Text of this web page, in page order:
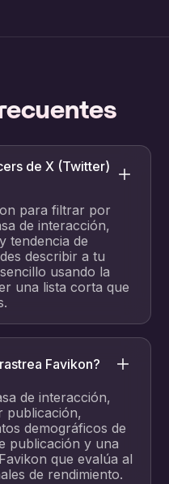
de X (Twitter)
para filtrar por
de interacción,
tendencia de
describir a tu
usando la
una lista corta que
Favikon?
de interacción,
publicación,
demográficos de
publicación y una
que evalúa al
de rendimiento.